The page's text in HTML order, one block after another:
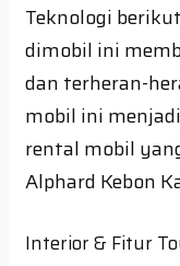
Teknologi
dimobil ini
dan terheran-
mobil ini
rental mobil
Alphard Kebon
Interior & Fitur